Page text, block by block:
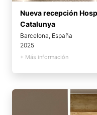
Nueva recepción
Catalunya
Barcelona, España
2025
+ Más información